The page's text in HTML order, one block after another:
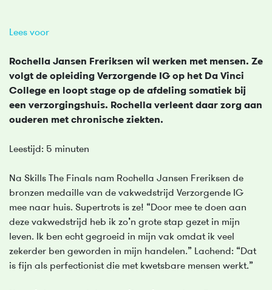
Lees voor
Rochella Jansen Freriksen wil werken met mensen. Ze
volgt de opleiding Verzorgende IG op het Da Vinci
College en loopt stage op de afdeling somatiek bij
een verzorgingshuis. Rochella verleent daar zorg aan
ouderen met chronische ziekten.
Leestijd: 5 minuten
Na Skills The Finals nam Rochella Jansen Freriksen de
bronzen medaille van de vakwedstrijd Verzorgende IG
mee naar huis. Supertrots is ze! “Door mee te doen aan
deze vakwedstrijd heb ik zo’n grote stap gezet in mijn
leven. Ik ben echt gegroeid in mijn vak omdat ik veel
zekerder ben geworden in mijn handelen.” Lachend: “Dat
is fijn als perfectionist die met kwetsbare mensen werkt.”